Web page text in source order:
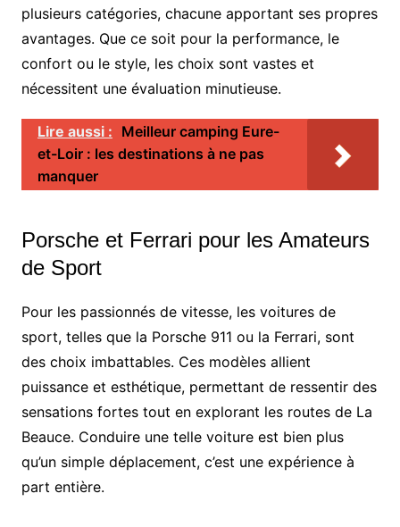
plusieurs catégories, chacune apportant ses propres
avantages. Que ce soit pour la performance, le
confort ou le style, les choix sont vastes et
nécessitent une évaluation minutieuse.
Lire aussi : Meilleur camping Eure-
et-Loir : les destinations à ne pas
manquer
Porsche et Ferrari pour les Amateurs
de Sport
Pour les passionnés de vitesse, les voitures de
sport, telles que la Porsche 911 ou la Ferrari, sont
des choix imbattables. Ces modèles allient
puissance et esthétique, permettant de ressentir des
sensations fortes tout en explorant les routes de La
Beauce. Conduire une telle voiture est bien plus
qu’un simple déplacement, c’est une expérience à
part entière.